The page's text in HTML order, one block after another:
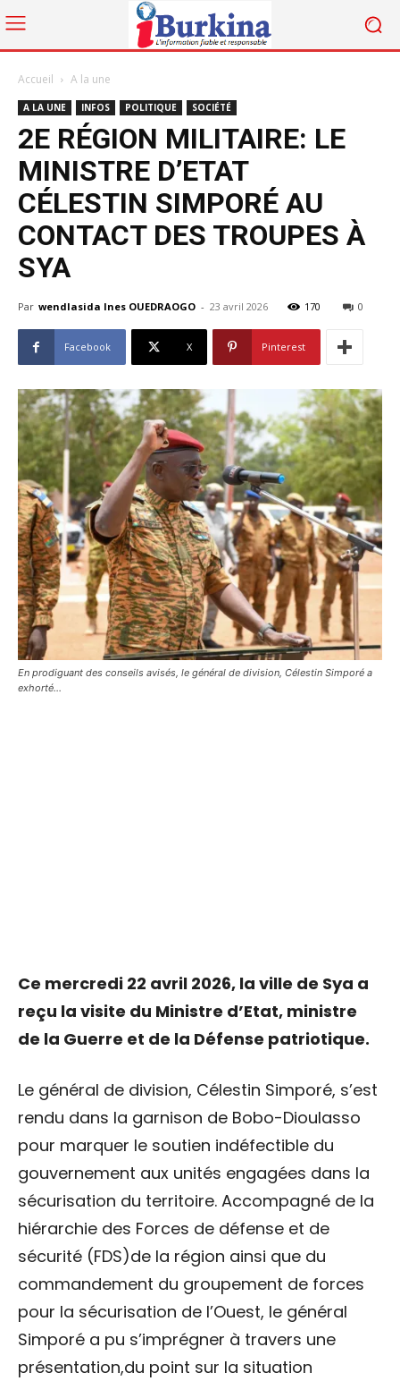
Accueil A la une
A LA UNE INFOS POLITIQUE SOCIÉTÉ
2E RÉGION MILITAIRE: LE
MINISTRE D’ETAT
CÉLESTIN SIMPORÉ AU
CONTACT DES TROUPES À
SYA
Par wendlasida Ines OUEDRAOGO - 23 avril 2026 170 0
Facebook X Pinterest
En prodiguant des conseils avisés, le général de division, Célestin Simporé a
exhorté…
Ce mercredi 22 avril 2026, la ville de Sya a
reçu la visite du Ministre d’Etat, ministre
de la Guerre et de la Défense patriotique.
Le général de division, Célestin Simporé, s’est
rendu dans la garnison de Bobo-Dioulasso
pour marquer le soutien indéfectible du
gouvernement aux unités engagées dans la
sécurisation du territoire. Accompagné de la
hiérarchie des Forces de défense et de
sécurité (FDS)de la région ainsi que du
commandement du groupement de forces
pour la sécurisation de l’Ouest, le général
Simporé a pu s’imprégner à travers une
présentation,du point sur la situation